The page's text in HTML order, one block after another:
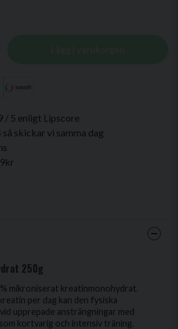
/ 5 enligt Lipscore
skickar vi samma dag
250g
mikroniserat kreatinmonohydrat.
per dag kan den fysiska
upprepade ansträngningar med
kortvarig och intensiv träning.